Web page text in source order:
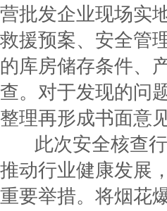
营批发企业现场实
救援预案、安全管
的库房储存条件、
查。对于发现的问
整理再形成书面意
此次安全核查行
推动行业健康发展
重要举措。将烟花